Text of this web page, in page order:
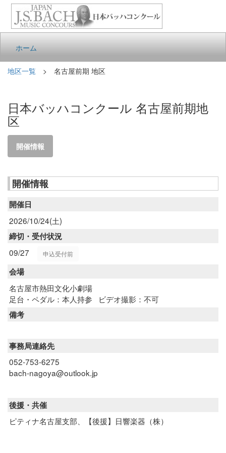
ホーム
地区一覧 > 名古屋前期 地区
日本バッハコンクール 名古屋前期地
区
開催情報
開催情報
開催日
2026/10/24(土)
締切・受付状況
09/27
申込受付前
会場
名古屋市熱田文化小劇場
足台・ペダル：本人持参
ビデオ撮影：不可
備考
事務局連絡先
052-753-6275
bach-nagoya@outlook.jp
後援・共催
ピティナ名古屋支部、【後援】日響楽器（株）